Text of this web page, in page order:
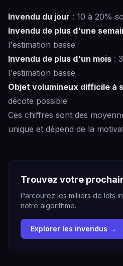
Invendu du jour : 10 à 20%
Invendu de plus d'une
l'estimation basse
Invendu de plus d'un mois :
l'estimation basse
Objet volumineux difficile à
décote possible
Ces chiffres sont des
unique et dépend de la
Trouvez votre
Parcourez les milliers de lots
notre algorithme.
Explorer les invendus →